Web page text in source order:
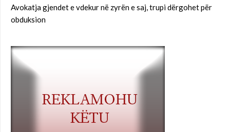
Avokatja gjendet e vdekur në zyrën e saj, trupi dërgohet për
obduksion